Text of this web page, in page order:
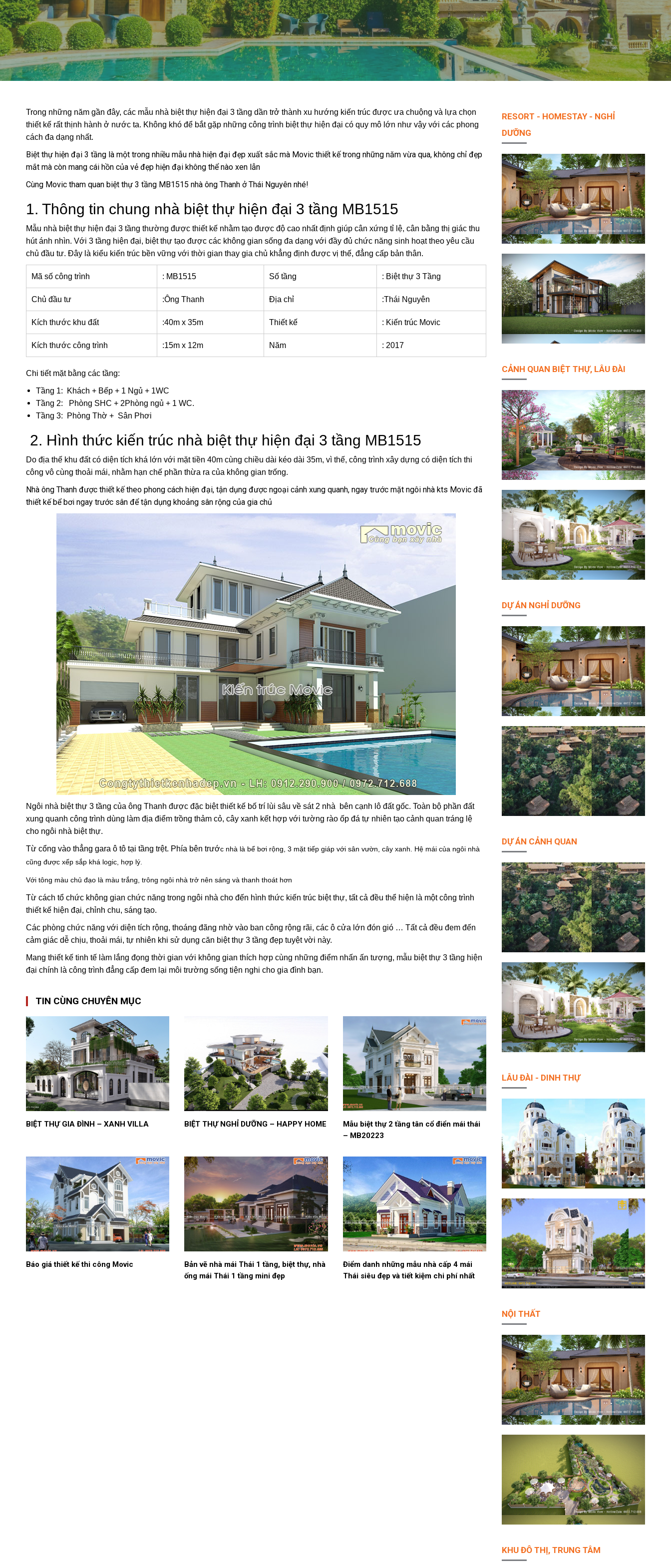
Trong những năm gần đây, các mẫu nhà biệt thự hiện đại 3 tầng dần trở thành xu hướng kiến trúc được ưa chuộng và lựa chọn
thiết kế rất thịnh hành ở nước ta. Không khó để bắt gặp những công trình biệt thự hiện đại có quy mô lớn như vậy với các phong
cách đa dạng nhất.
Biệt thự hiện đại 3 tầng là một trong nhiều mẫu nhà hiện đại đẹp xuất sắc mà Movic thiết kế trong những năm vừa qua, không chỉ đẹp
mắt mà còn mang cái hồn của vẻ đẹp hiện đại không thể nào xen lẫn
Cùng Movic tham quan biệt thự 3 tầng MB1515 nhà ông Thanh ở Thái Nguyên nhé!
1. Thông tin chung nhà biệt thự hiện đại 3 tầng MB1515
Mẫu nhà biệt thự hiện đại 3 tầng thường được thiết kế nhằm tạo được độ cao nhất định giúp cân xứng tỉ lệ, cân bằng thị giác thu
hút ánh nhìn. Với 3 tầng hiện đại, biệt thự tạo được các không gian sống đa dạng với đầy đủ chức năng sinh hoạt theo yêu cầu
chủ đầu tư. Đây là kiểu kiến trúc bền vững với thời gian thay gia chủ khẳng định được vị thế, đẳng cấp bản thân.
Mã số công trình : MB1515 Số tầng : Biệt thự 3 Tầng
Chủ đầu tư :Ông Thanh Địa chỉ :Thái Nguyên
Kích thước khu đất :40m x 35m Thiết kế : Kiến trúc Movic
Kích thước công trình :15m x 12m Năm : 2017
Chi tiết mặt bằng các tầng:
Tầng 1: Khách + Bếp + 1 Ngủ + 1WC
Tầng 2: Phòng SHC + 2Phòng ngủ + 1 WC.
Tầng 3: Phòng Thờ + Sân Phơi
2. Hình thức kiến trúc nhà biệt thự hiện đại 3 tầng MB1515
Do địa thế khu đất có diện tích khá lớn với mặt tiền 40m cùng chiều dài kéo dài 35m, vì thế, công trình xây dựng có diện tích thi
công vô cùng thoải mái, nhằm hạn chế phần thừa ra của không gian trống.
Nhà ông Thanh được thiết kế theo phong cách hiện đại, tận dụng được ngoại cảnh xung quanh, ngay trước mặt ngôi nhà kts Movic đã
thiết kế bể bơi ngay trước sân để tận dụng khoảng sân rộng của gia chủ
Ngôi nhà biệt thự 3 tầng của ông Thanh được đặc biệt thiết kế bố trí lùi sâu về sát 2 nhà bên cạnh lô đất gốc. Toàn bộ phần đất
xung quanh công trình dùng làm địa điểm trồng thảm cỏ, cây xanh kết hợp với tường rào ốp đá tự nhiên tạo cảnh quan tráng lệ
cho ngôi nhà biệt thự.
Từ cổng vào thẳng gara ô tô tại tầng trệt. Phía bên trước nhà là bể bơi rộng, 3 mặt tiếp giáp với sân vườn, cây xanh. Hệ mái của ngôi nhà
cũng được xếp sắp khá logic, hợp lý.
Với tông màu chủ đạo là màu trắng, trông ngôi nhà trở nên sáng và thanh thoát hơn
Từ cách tổ chức không gian chức năng trong ngôi nhà cho đến hình thức kiến trúc biệt thự, tất cả đều thể hiện là một công trình
thiết kế hiện đại, chỉnh chu, sáng tạo.
Các phòng chức năng với diện tích rộng, thoáng đãng nhờ vào ban công rộng rãi, các ô cửa lớn đón gió … Tất cả đều đem đến
cảm giác dễ chịu, thoải mái, tự nhiên khi sử dụng căn biệt thự 3 tầng đẹp tuyệt vời này.
Mang thiết kế tinh tế làm lắng đọng thời gian với không gian thích hợp cùng những điểm nhấn ấn tượng, mẫu biệt thự 3 tầng hiện
đại chính là công trình đẳng cấp đem lại môi trường sống tiện nghi cho gia đình bạn.
TIN CÙNG CHUYÊN MỤC
BIỆT THỰ GIA ĐÌNH – XANH VILLA BIỆT THỰ NGHỈ DƯỠNG – HAPPY HOME
Mẫu biệt thự 2 tầng tân cổ điển mái thái
– MB20223
Báo giá thiết kế thi công Movic
Bản vẽ nhà mái Thái 1 tầng, biệt thự, nhà
ống mái Thái 1 tầng mini đẹp
Điểm danh những mẫu nhà cấp 4 mái
Thái siêu đẹp và tiết kiệm chi phí nhất
RESORT - HOMESTAY - NGHỈ
DƯỠNG
CẢNH QUAN BIỆT THỰ, LÂU ĐÀI
DỰ ÁN NGHỈ DƯỠNG
DỰ ÁN CẢNH QUAN
LÂU ĐÀI - DINH THỰ
NỘI THẤT
KHU ĐÔ THỊ, TRUNG TÂM